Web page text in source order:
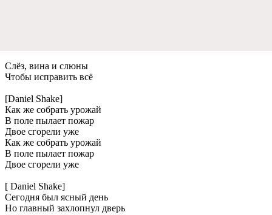
Слёз, вина и слюны
Чтобы исправить всё
[Daniel Shake]
Как же собрать урожай
В поле пылает пожар
Двое сгорели уже
Как же собрать урожай
В поле пылает пожар
Двое сгорели уже
[ Daniel Shake]
Сегодня был ясный день
Но главный захлопнул дверь